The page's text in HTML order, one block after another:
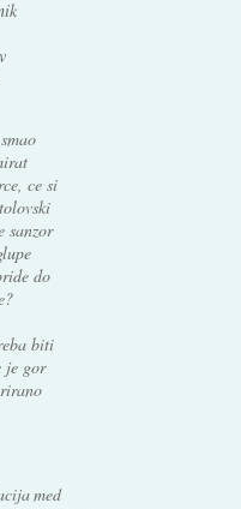
ce si
sanzor
do
biti
je gor
med